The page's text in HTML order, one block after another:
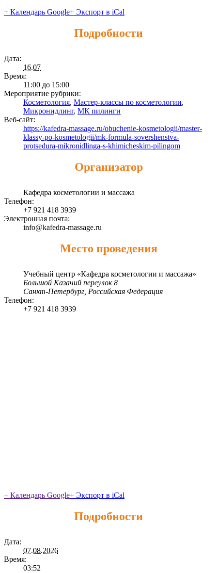
+ Календарь Google+ Экспорт в iCal
Подробности
Дата:
16.07
Время:
11:00 до 15:00
Мероприятие рубрики:
Косметология, Мастер-классы по косметологии,
Микронидлинг, МК пилинги
Веб-сайт:
https://kafedra-massage.ru/obuchenie-kosmetologii/master-
klassy-po-kosmetologii/mk-formula-sovershenstva-
protsedura-mikronidlinga-s-khimicheskim-pilingom
Организатор
Кафедра косметологии и массажа
Телефон:
+7 921 418 3939
Электронная почта:
info@kafedra-massage.ru
Место проведения
Учебный центр «Кафедра косметологии и массажа»
Большой Казачий переулок 8
Санкт-Петербург Российская Федерация
Телефон:
+7 921 418 3939
+ Календарь Google+ Экспорт в iCal
Подробности
Дата:
07.08.2026
Время:
03:52